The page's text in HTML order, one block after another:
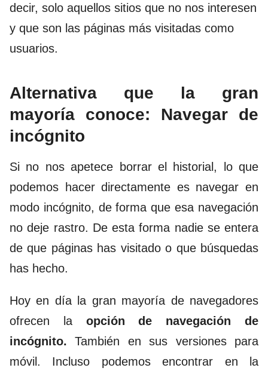
decir, solo aquellos sitios que no nos interesen
y que son las páginas más visitadas como
usuarios.
Alternativa que la gran
mayoría conoce: Navegar de
incógnito
Si no nos apetece borrar el historial, lo que
podemos hacer directamente es navegar en
modo incógnito, de forma que esa navegación
no deje rastro. De esta forma nadie se entera
de que páginas has visitado o que búsquedas
has hecho.
Hoy en día la gran mayoría de navegadores
ofrecen la opción de navegación de
incógnito. También en sus versiones para
móvil. Incluso podemos encontrar en la